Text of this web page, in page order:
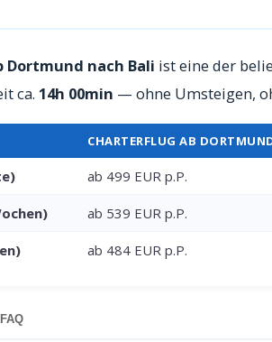
Dortmund nach Bali ist eine der
ca. 14h 00min — ohne Umsteigen,
CHARTERFLUG AB
ab 499 EUR p.P.
ab 539 EUR p.P.
ab 484 EUR p.P.
FAQ